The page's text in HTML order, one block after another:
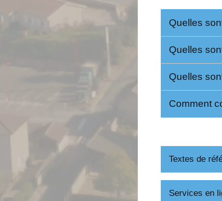
Quelles
Quelles
Quelles
Comment
Textes de
Services en